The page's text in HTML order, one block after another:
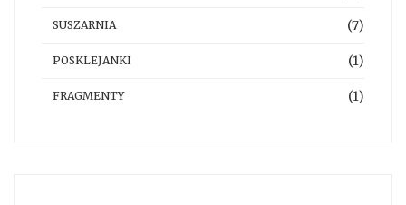
SUSZARNIA (7)
POSKLEJANKI (1)
FRAGMENTY (1)